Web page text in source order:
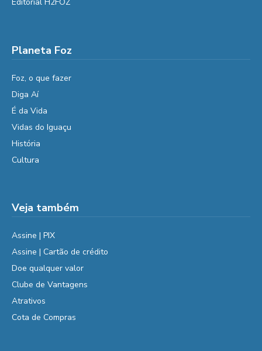
Editorial H2FOZ
Planeta Foz
Foz, o que fazer
Diga Aí
É da Vida
Vidas do Iguaçu
História
Cultura
Veja também
Assine | PIX
Assine | Cartão de crédito
Doe qualquer valor
Clube de Vantagens
Atrativos
Cota de Compras